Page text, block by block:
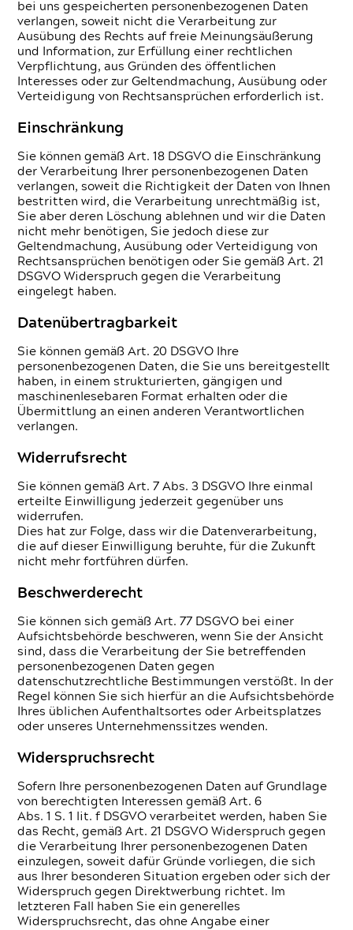
bei uns gespeicherten personenbezogenen Daten
verlangen, soweit nicht die Verarbeitung zur
Ausübung des Rechts auf freie Meinungsäußerung
und Information, zur Erfüllung einer rechtlichen
Verpflichtung, aus Gründen des öffentlichen
Interesses oder zur Geltendmachung, Ausübung oder
Verteidigung von Rechtsansprüchen erforderlich ist.
Einschränkung
Sie können gemäß Art. 18 DSGVO die Einschränkung
der Verarbeitung Ihrer personenbezogenen Daten
verlangen, soweit die Richtigkeit der Daten von Ihnen
bestritten wird, die Verarbeitung unrechtmäßig ist,
Sie aber deren Löschung ablehnen und wir die Daten
nicht mehr benötigen, Sie jedoch diese zur
Geltendmachung, Ausübung oder Verteidigung von
Rechtsansprüchen benötigen oder Sie gemäß Art. 21
DSGVO Widerspruch gegen die Verarbeitung
eingelegt haben.
Datenübertragbarkeit
Sie können gemäß Art. 20 DSGVO Ihre
personenbezogenen Daten, die Sie uns bereitgestellt
haben, in einem strukturierten, gängigen und
maschinenlesebaren Format erhalten oder die
Übermittlung an einen anderen Verantwortlichen
verlangen.
Widerrufsrecht
Sie können gemäß Art. 7 Abs. 3 DSGVO Ihre einmal
erteilte Einwilligung jederzeit gegenüber uns
widerrufen.
Dies hat zur Folge, dass wir die Datenverarbeitung,
die auf dieser Einwilligung beruhte, für die Zukunft
nicht mehr fortführen dürfen.
Beschwerderecht
Sie können sich gemäß Art. 77 DSGVO bei einer
Aufsichtsbehörde beschweren, wenn Sie der Ansicht
sind, dass die Verarbeitung der Sie betreffenden
personenbezogenen Daten gegen
datenschutzrechtliche Bestimmungen verstößt. In der
Regel können Sie sich hierfür an die Aufsichtsbehörde
Ihres üblichen Aufenthaltsortes oder Arbeitsplatzes
oder unseres Unternehmenssitzes wenden.
Widerspruchsrecht
Sofern Ihre personenbezogenen Daten auf Grundlage
von berechtigten Interessen gemäß Art. 6
Abs. 1 S. 1 lit. f DSGVO verarbeitet werden, haben Sie
das Recht, gemäß Art. 21 DSGVO Widerspruch gegen
die Verarbeitung Ihrer personenbezogenen Daten
einzulegen, soweit dafür Gründe vorliegen, die sich
aus Ihrer besonderen Situation ergeben oder sich der
Widerspruch gegen Direktwerbung richtet. Im
letzteren Fall haben Sie ein generelles
Widerspruchsrecht, das ohne Angabe einer